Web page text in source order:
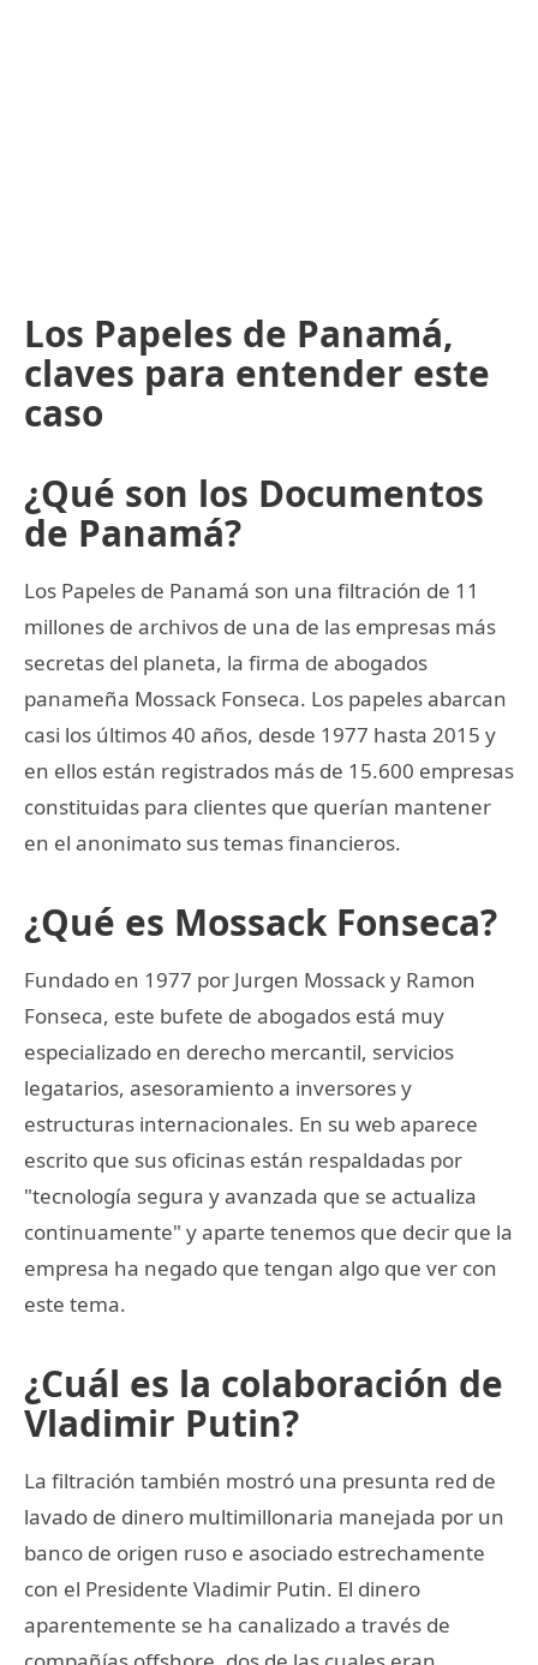
Los Papeles de Panamá,
claves para entender este
caso
¿Qué son los Documentos
de Panamá?
Los Papeles de Panamá son una filtración de 11
millones de archivos de una de las empresas más
secretas del planeta, la firma de abogados
panameña Mossack Fonseca. Los papeles abarcan
casi los últimos 40 años, desde 1977 hasta 2015 y
en ellos están registrados más de 15.600 empresas
constituidas para clientes que querían mantener
en el anonimato sus temas financieros.
¿Qué es Mossack Fonseca?
Fundado en 1977 por Jurgen Mossack y Ramon
Fonseca, este bufete de abogados está muy
especializado en derecho mercantil, servicios
legatarios, asesoramiento a inversores y
estructuras internacionales. En su web aparece
escrito que sus oficinas están respaldadas por
"tecnología segura y avanzada que se actualiza
continuamente" y aparte tenemos que decir que la
empresa ha negado que tengan algo que ver con
este tema.
¿Cuál es la colaboración de
Vladimir Putin?
La filtración también mostró una presunta red de
lavado de dinero multimillonaria manejada por un
banco de origen ruso e asociado estrechamente
con el Presidente Vladimir Putin. El dinero
aparentemente se ha canalizado a través de